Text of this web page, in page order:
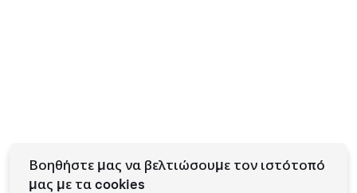
Βοηθήστε μας να βελτιώσουμε τον ιστότοπό
μας με τα cookies